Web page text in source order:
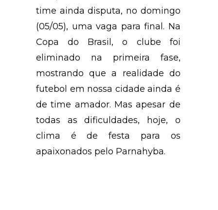
time ainda disputa, no domingo
(05/05), uma vaga para final. Na
Copa do Brasil, o clube foi
eliminado na primeira fase,
mostrando que a realidade do
futebol em nossa cidade ainda é
de time amador. Mas apesar de
todas as dificuldades, hoje, o
clima é de festa para os
apaixonados pelo Parnahyba.